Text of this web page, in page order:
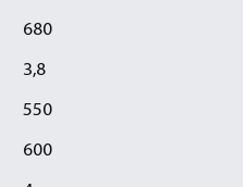
680
3,8
550
600